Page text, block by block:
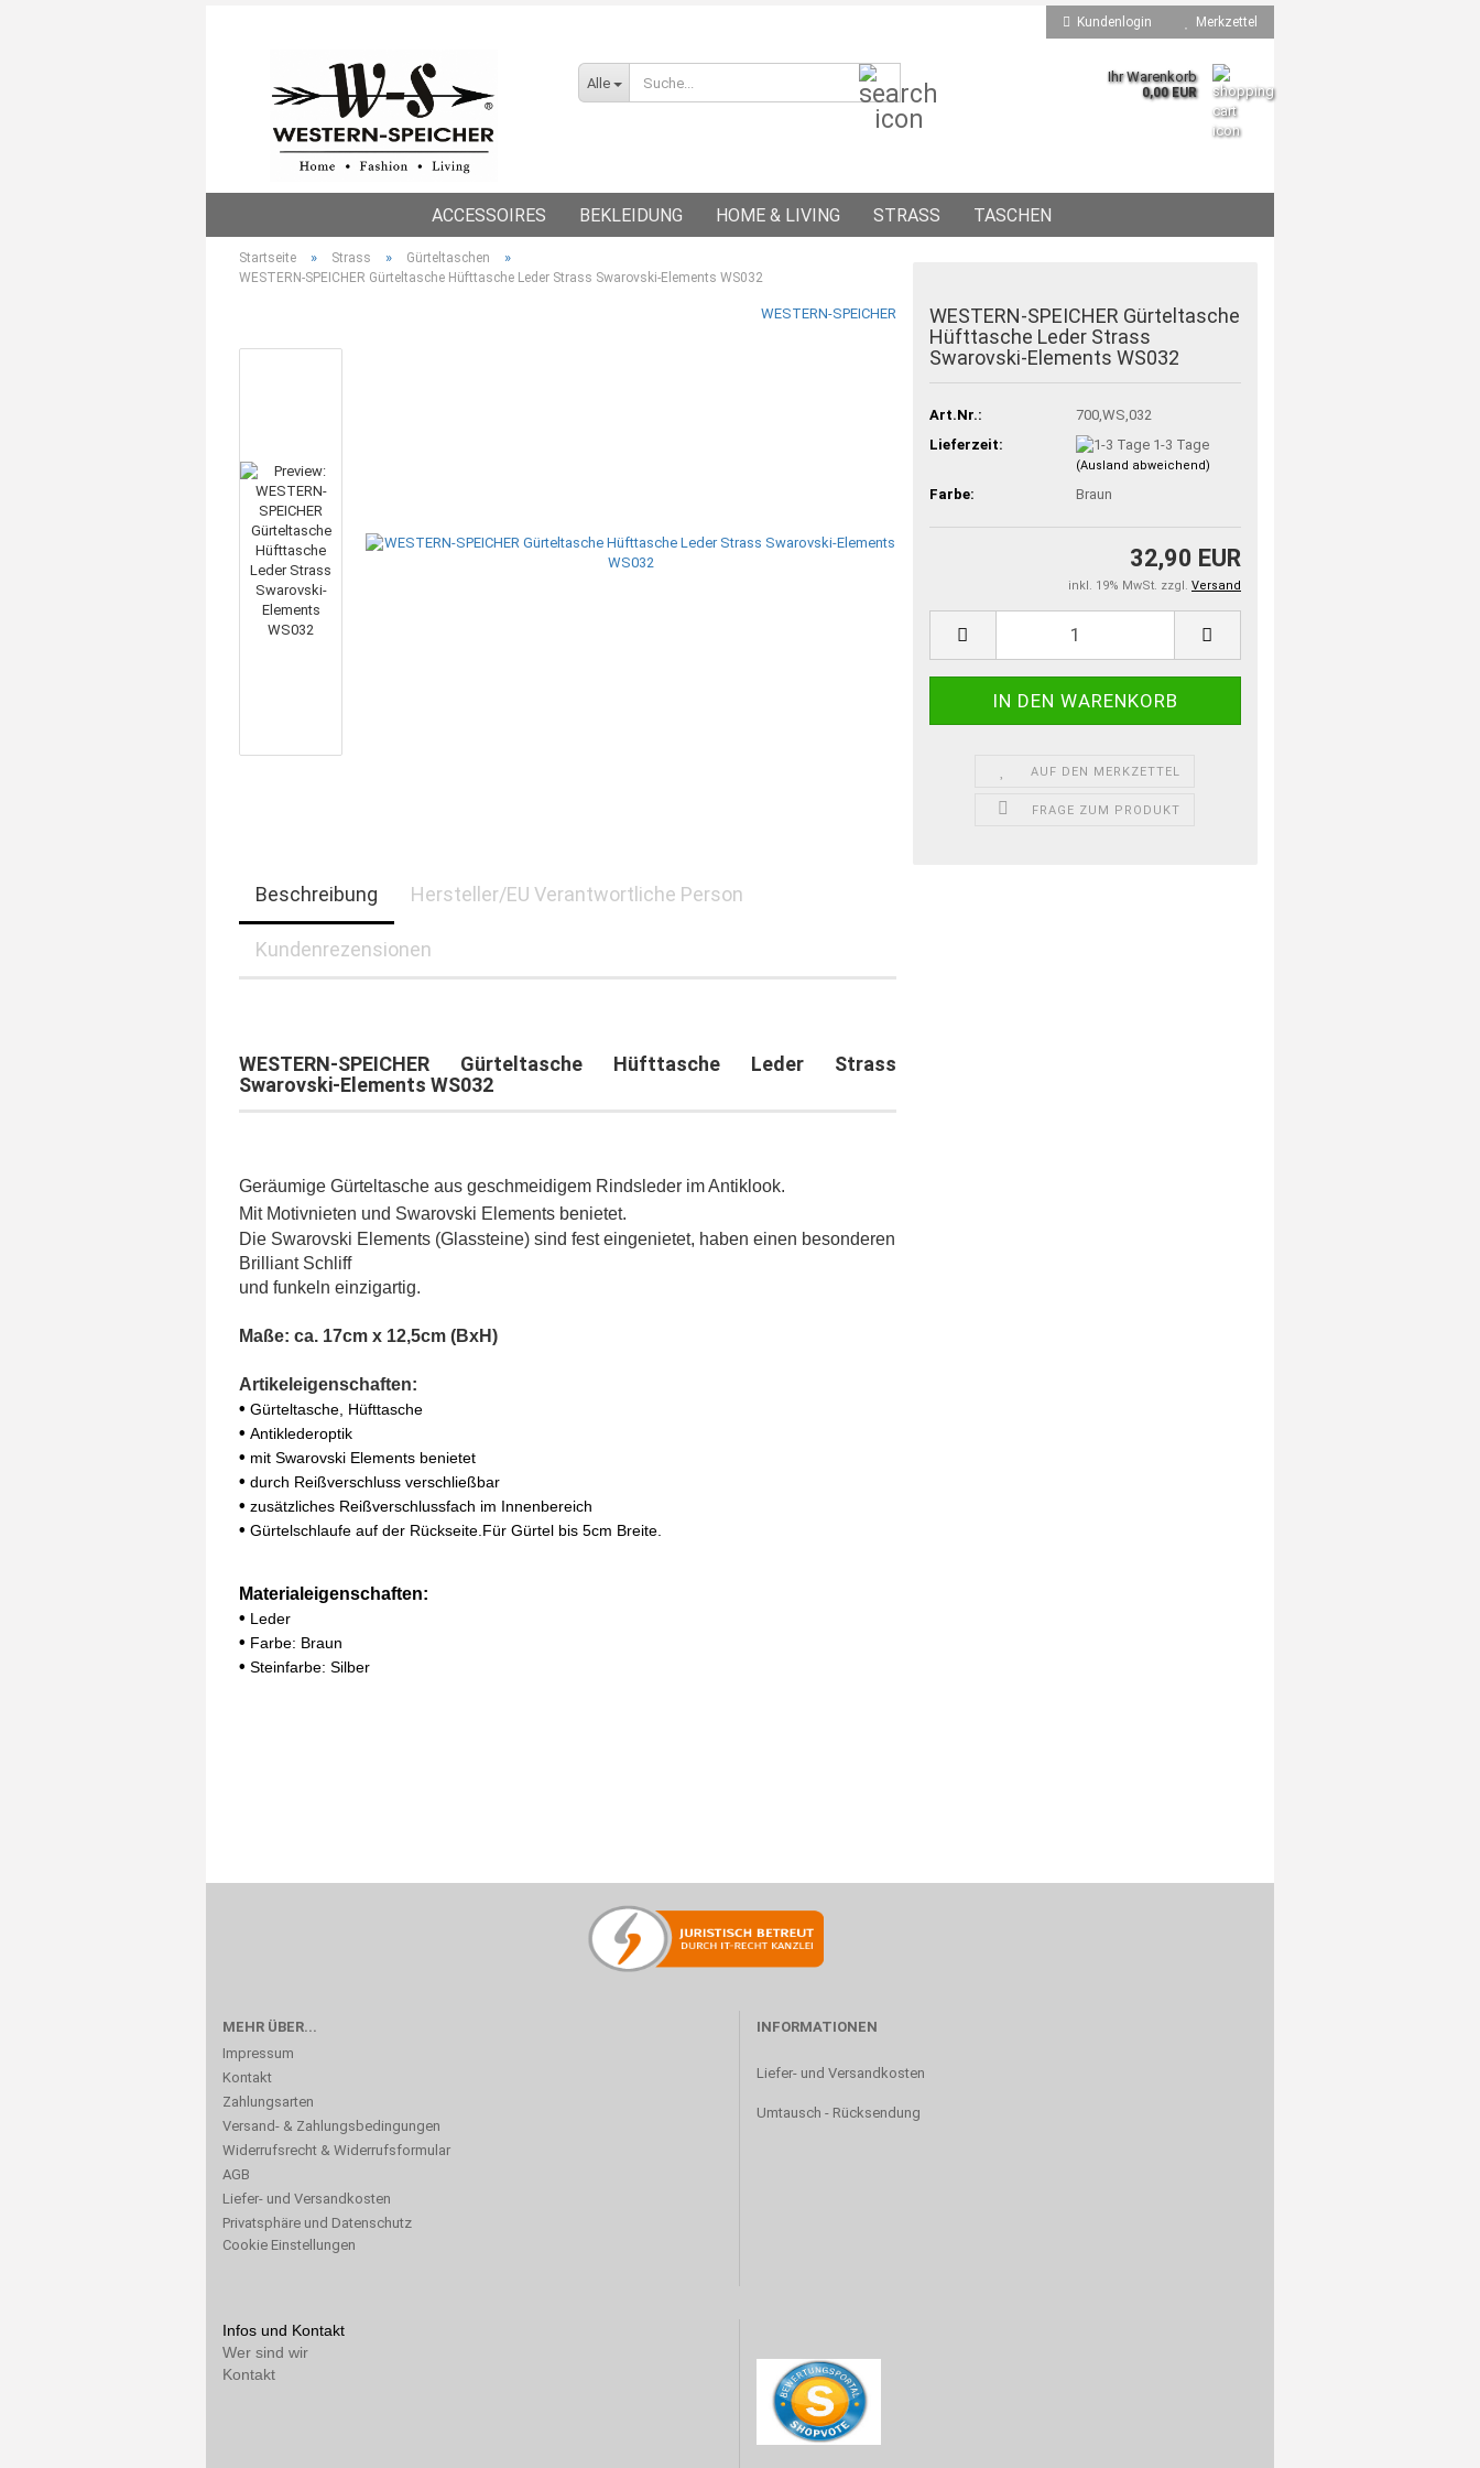
Kundenlogin Merkzettel
Alle Ihr Warenkorb
0,00 EUR
ACCESSOIRES BEKLEIDUNG HOME & LIVING STRASS TASCHEN
Startseite » Strass » Gürteltaschen »
WESTERN-SPEICHER Gürteltasche Hüfttasche Leder Strass Swarovski-Elements WS032
WESTERN-SPEICHER
WESTERN-SPEICHER Gürteltasche
Hüfttasche Leder Strass
Swarovski-Elements WS032
Art.Nr.:
700,WS,032
Lieferzeit:
1-3 Tage
(Ausland abweichend)
Farbe: Braun
32,90 EUR
inkl. 19% MwSt. zzgl. Versand
AUF DEN MERKZETTEL
FRAGE ZUM PRODUKT
Beschreibung Hersteller/EU Verantwortliche Person
Kundenrezensionen
WESTERN-SPEICHER Gürteltasche Hüfttasche Leder Strass
Swarovski-Elements WS032
Geräumige Gürteltasche aus geschmeidigem Rindsleder im Antiklook.
Mit Motivnieten und Swarovski Elements benietet.
Die Swarovski Elements (Glassteine) sind fest eingenietet, haben einen besonderen
Brilliant Schliff
und funkeln einzigartig.
Maße: ca. 17cm x 12,5cm (BxH)
Artikeleigenschaften:
• Gürteltasche, Hüfttasche
• Antiklederoptik
• mit Swarovski Elements benietet
• durch Reißverschluss verschließbar
• zusätzliches Reißverschlussfach im Innenbereich
• Gürtelschlaufe auf der Rückseite.Für Gürtel bis 5cm Breite.
Materialeigenschaften:
• Leder
• Farbe: Braun
• Steinfarbe: Silber
MEHR ÜBER...
Impressum
Kontakt
Zahlungsarten
Versand- & Zahlungsbedingungen
Widerrufsrecht & Widerrufsformular
AGB
Liefer- und Versandkosten
Privatsphäre und Datenschutz
Cookie Einstellungen
INFORMATIONEN
Liefer- und Versandkosten
Umtausch - Rücksendung
Infos und Kontakt
Wer sind wir
Kontakt